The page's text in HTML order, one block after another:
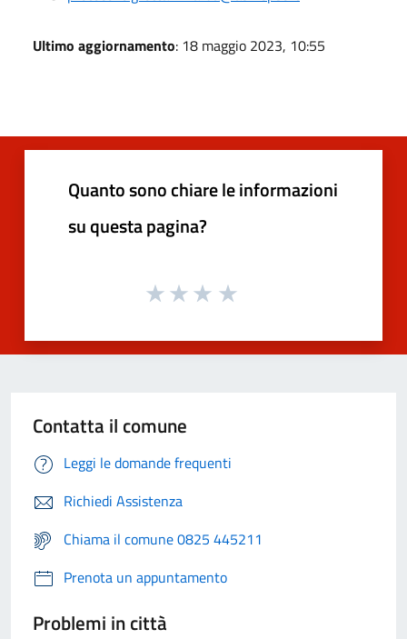
Ultimo aggiornamento: 18 maggio 2023, 10:55
Quanto sono chiare le informazioni
su questa pagina?
Contatta il comune
Leggi le domande frequenti
Richiedi Assistenza
Chiama il comune 0825 445211
Prenota un appuntamento
Problemi in città